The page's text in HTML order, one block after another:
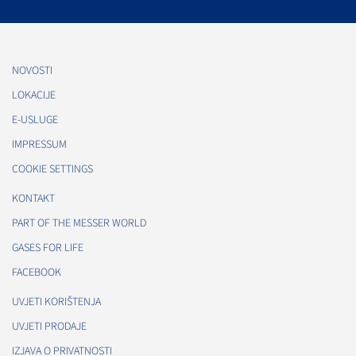
NOVOSTI
LOKACIJE
E-USLUGE
IMPRESSUM
COOKIE SETTINGS
KONTAKT
PART OF THE MESSER WORLD
GASES FOR LIFE
FACEBOOK
UVJETI KORIŠTENJA
UVJETI PRODAJE
IZJAVA O PRIVATNOSTI